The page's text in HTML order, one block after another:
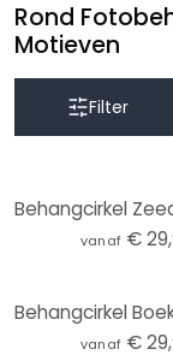
Rond
Motieven
Filter
vanaf €
vanaf €